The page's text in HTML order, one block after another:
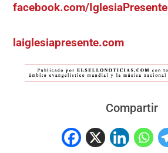
facebook.com/IglesiaPresente
laiglesiapresente.com
Compartir